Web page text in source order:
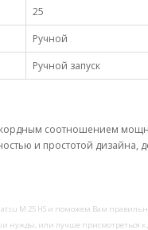
25
Ручной
Ручной запуск
соотношением
и простотой дизайна,
M 25 HS и поможем Вам
нужды, или лучше присмотреться